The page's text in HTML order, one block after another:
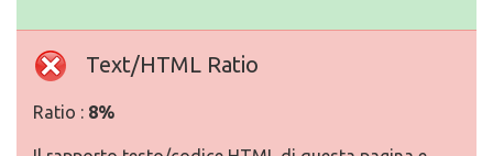
Text/HTML Ratio
Ratio : 8%